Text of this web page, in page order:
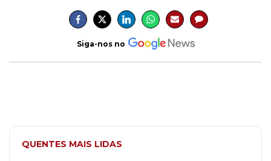
Siga-nos no
QUENTES MAIS LIDAS